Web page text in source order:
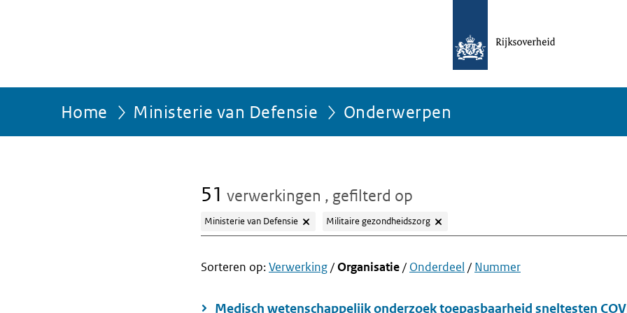
Home Ministerie van Defensie Onderwerpen
51 verwerkingen , gefilterd op
Ministerie van Defensie Militaire gezondheidszorg
Sorteren op:Verwerking/Organisatie/ Onderdeel / Nummer
Medisch wetenschappelijk onderzoek toepasbaarheid sneltesten